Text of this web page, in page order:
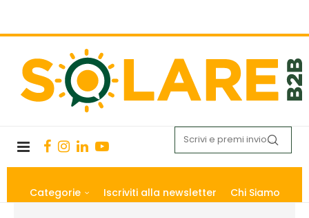
Categorie Iscriviti alla newsletter Chi Siamo